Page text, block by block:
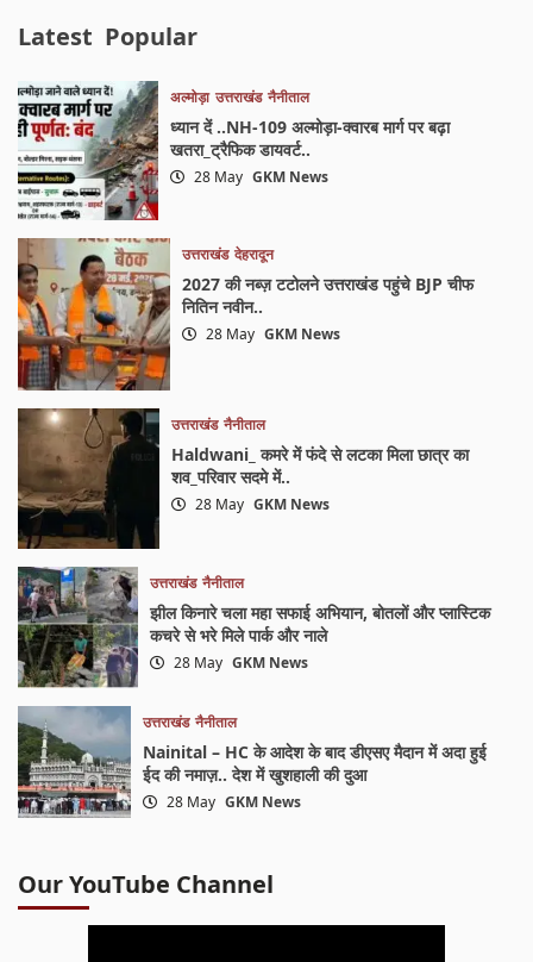
Latest Popular
अल्मोड़ा उत्तराखंड नैनीताल
ध्यान दें ..NH-109 अल्मोड़ा-क्वारब मार्ग पर बढ़ा
खतरा_ट्रैफिक डायवर्ट..
28 May GKM News
उत्तराखंड देहरादून
2027 की नब्ज़ टटोलने उत्तराखंड पहुंचे BJP चीफ
नितिन नवीन..
28 May GKM News
उत्तराखंड नैनीताल
Haldwani_ कमरे में फंदे से लटका मिला छात्र का
शव_परिवार सदमे में..
28 May GKM News
उत्तराखंड नैनीताल
झील किनारे चला महा सफाई अभियान, बोतलों और प्लास्टिक
कचरे से भरे मिले पार्क और नाले
28 May GKM News
उत्तराखंड नैनीताल
Nainital – HC के आदेश के बाद डीएसए मैदान में अदा हुई
ईद की नमाज़.. देश में खुशहाली की दुआ
28 May GKM News
Our YouTube Channel